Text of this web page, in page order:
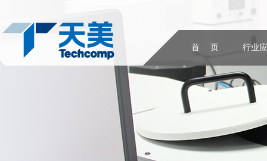
首 页 行业